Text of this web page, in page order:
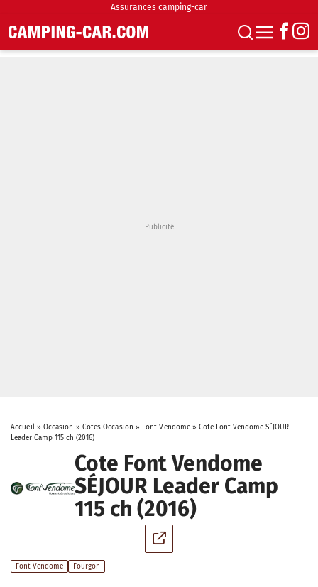
Assurances camping-car
Accueil» Occasion » Cotes Occasion » Font Vendome »Cote Font Vendome SÉJOUR
Leader Camp 115 ch (2016)
Cote Font Vendome
SÉJOUR Leader Camp
115 ch (2016)
Font Vendome Fourgon